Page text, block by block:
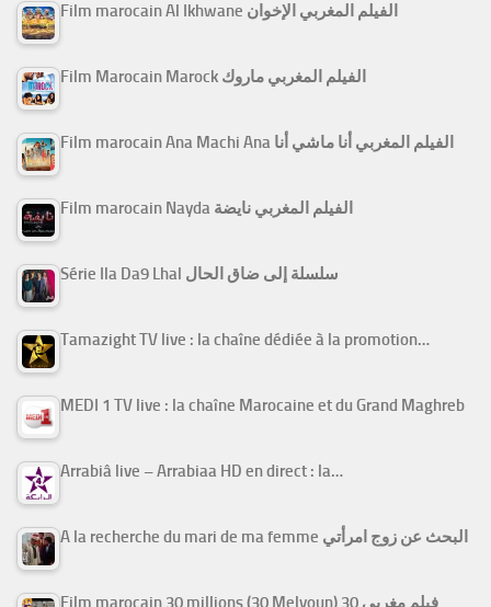
Film marocain Al Ikhwane الفيلم المغربي الإخوان
Film Marocain Marock الفيلم المغربي ماروك
Film marocain Ana Machi Ana الفيلم المغربي أنا ماشي أنا
Film marocain Nayda الفيلم المغربي نايضة
Série Ila Da9 Lhal سلسلة إلى ضاق الحال
Tamazight TV live : la chaîne dédiée à la promotion…
MEDI 1 TV live : la chaîne Marocaine et du Grand Maghreb
Arrabiâ live – Arrabiaa HD en direct : la…
A la recherche du mari de ma femme البحث عن زوج امرأتي
Film marocain 30 millions (30 Melyoun) فيلم مغربي 30